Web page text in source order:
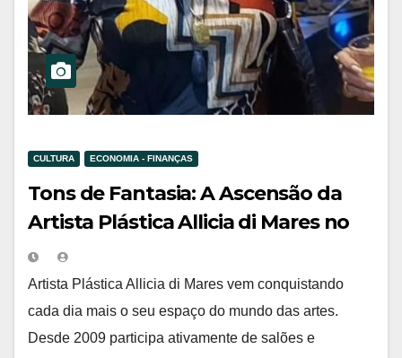
CULTURA ECONOMIA - FINANÇAS
Tons de Fantasia: A Ascensão da
Artista Plástica Allicia di Mares no
Mundo das Artes
Artista Plástica Allicia di Mares vem conquistando
cada dia mais o seu espaço do mundo das artes.
Desde 2009 participa ativamente de salões e